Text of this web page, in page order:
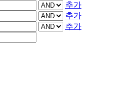
추가
추가
추가